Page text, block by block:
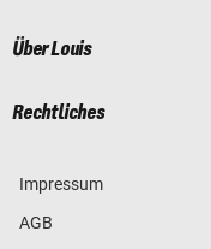
Über Louis
Rechtliches
Impressum
AGB